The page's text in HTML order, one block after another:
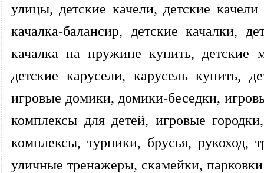
улицы, детские качели, детские
качалка-балансир, детские качалки,
качалка на пружине купить, детские
детские карусели, карусель купить,
игровые домики, домики-беседки,
комплексы для детей, игровые
комплексы, турники, брусья,
уличные тренажеры, скамейки,